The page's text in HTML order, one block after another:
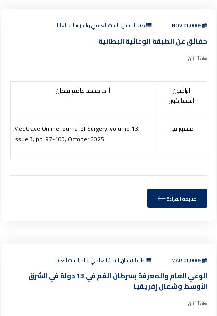
طب الاسنان, البحث العلمي والدراسات العليا
حقائق عن الطبقة الوعائية البطانية
طب أسنان
الباحثون
المشاركون
أ. د. محمد عاصم قبطان
منشور في MedCrave Online Journal of Surgery, volume 13,
issue 3, pp. 97-100, October 2025.
متابعة القراءة
طب الاسنان, البحث العلمي والدراسات العليا
الوعي العام والمعرفة بسرطان الفم في 13 دولة في الشرق
الأوسط وشمال إفريقيا
طب أسنان